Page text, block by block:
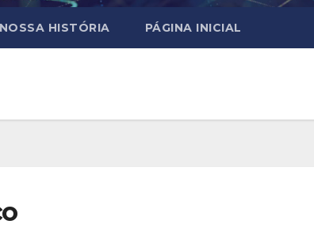
NOSSA HISTÓRIA PÁGINA INICIAL